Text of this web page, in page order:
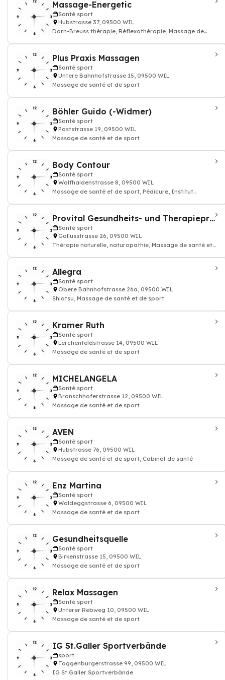
Massage-Energetic
Santé sport
Hubstrasse 37, 09500 WIL
Dorn-Breuss thérapie, Réflexothérapie, Massage de
Plus Praxis Massagen
Santé sport
Untere Bahnhofstrasse 15, 09500 WIL
Massage de santé et de sport
Böhler Guido (-Widmer)
Santé sport
Poststrasse 19, 09500 WIL
Massage de santé et de sport
Body Contour
Santé sport
Wolfhaldenstrasse 8, 09500 WIL
Massage de santé et de sport, Pédicure, Institut
Provital Gesundheits- und Therapiepraxis GmbH
Santé sport
Gallusstrasse 26, 09500 WIL
Thérapie naturelle, naturopathie, Massage de santé et
Allegra
Santé sport
Obere Bahnhofstrasse 26a, 09500 WIL
Shiatsu, Massage de santé et de sport
Kramer Ruth
Santé sport
Lerchenfeldstrasse 14, 09500 WIL
Massage de santé et de sport
MICHELANGELA
Santé sport
Bronschhoferstrasse 12, 09500 WIL
Massage de santé et de sport
AVEN
Santé sport
Hubstrasse 76, 09500 WIL
Massage de santé et de sport, Cabinet de santé
Enz Martina
Santé sport
Waldeggstrasse 6, 09500 WIL
Massage de santé et de sport
Gesundheitsquelle
Santé sport
Birkenstrasse 15, 09500 WIL
Massage de santé et de sport
Relax Massagen
Santé sport
Unterer Rebweg 10, 09500 WIL
Massage de santé et de sport
IG St.Galler Sportverbände
sport
Toggenburgerstrasse 99, 09500 WIL
IG St.Galler Sportverbände